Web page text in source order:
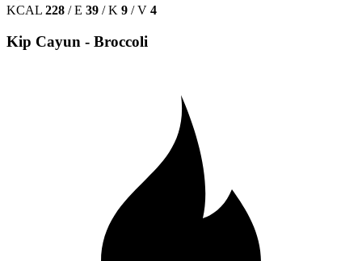
KCAL 228 / E 39 / K 9 / V 4
Kip Cayun - Broccoli